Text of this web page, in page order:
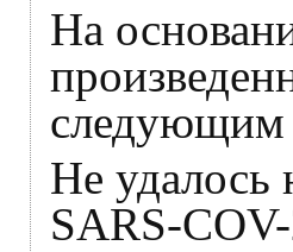
На
следующим
Не удалось
SARS-